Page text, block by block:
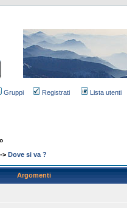
Gruppi Registrati Lista utenti
-> Dove si va ?
Argomenti